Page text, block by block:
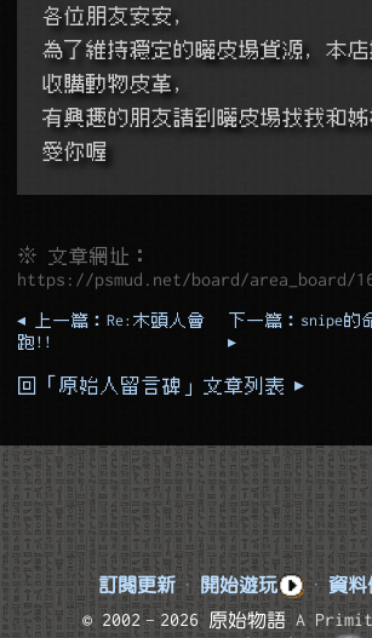
各位朋友安安,
為了維持穩定的曬皮場貨源, 本
收購動物皮革,
有興趣的朋友請到曬皮場找我和
愛你喔
※ 文章網址：
https://psmud.net/board/area_board/
◂ 上一篇：Re:木頭人會
跑!!
下一篇：snipe的
▸
回「原始人留言碑」文章列表 ▸
訂閱更新 · 開始遊玩 · 資料
© 2002–2026 原始物語 A